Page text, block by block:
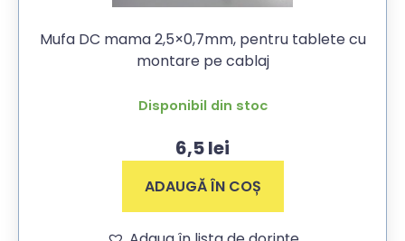
Mufa DC mama 2,5×0,7mm, pentru tablete cu
montare pe cablaj
Disponibil din stoc
6,5lei
ADAUGĂ ÎN COȘ